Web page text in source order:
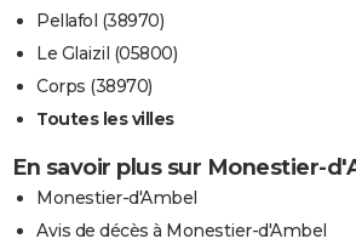
Pellafol (38970)
Le Glaizil (05800)
Corps (38970)
Toutes les villes
En savoir plus sur Monestier-
Monestier-d'Ambel
Avis de décès à Monestier-d'Ambel